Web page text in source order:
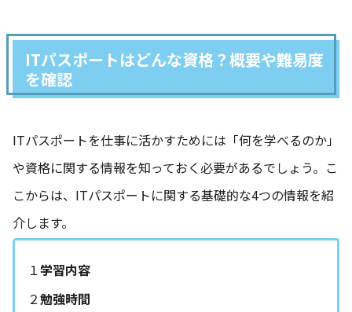
ITパスポートはどんな資格？概要や難易度
を確認
ITパスポートを仕事に活かすためには「何を学べるのか」
や資格に関する情報を知っておく必要があるでしょう。こ
こからは、ITパスポートに関する基礎的な4つの情報を紹
介します。
１学習内容
２勉強時間